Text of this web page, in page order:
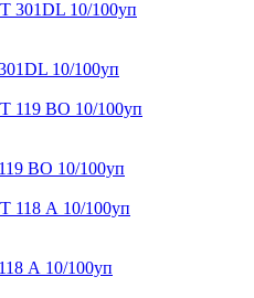
10/100уп
BO 10/100уп
А 10/100уп